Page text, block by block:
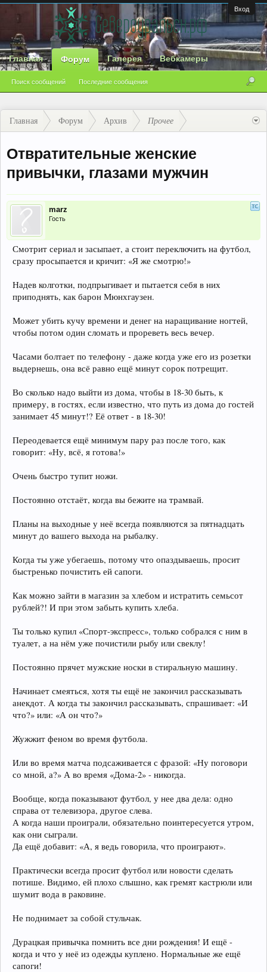
Вход
Главная Форум
Поиск сообщений Последние сообщения
Галерея Вебкамеры
Главная Форум Архив Прочее
Отвратительные женские
привычки, глазами мужчин
marz
Гость
Смотрит сериал и засыпает, а стоит переключить на футбол,
сразу просыпается и кричит: «Я же смотрю!»
Надев колготки, подпрыгивает и пытается себя в них
приподнять, как барон Мюнхгаузен.
Может убить кучу времени и денег на наращивание ногтей,
чтобы потом один сломать и прореветь весь вечер.
Часами болтает по телефону - даже когда уже его из розетки
выдернешь, она всё равно ещё минут сорок потрещит.
Во сколько надо выйти из дома, чтобы в 18-30 быть, к
примеру, в гостях, если известно, что путь из дома до гостей
занимает 45 минут!? Её ответ - в 18-30!
Переодевается ещё минимум пару раз после того, как
говорит: «Ну, всё, я готова!»
Очень быстро тупит ножи.
Постоянно отстаёт, когда вы бежите на трамвай.
Планы на выходные у неё всегда появляются за пятнадцать
минут до вашего выхода на рыбалку.
Когда ты уже убегаешь, потому что опаздываешь, просит
быстренько почистить ей сапоги.
Как можно зайти в магазин за хлебом и истратить семьсот
рублей?! И при этом забыть купить хлеба.
Ты только купил «Спорт-экспресс», только собрался с ним в
туалет, а на нём уже почистили рыбу или свеклу!
Постоянно прячет мужские носки в стиральную машину.
Начинает смеяться, хотя ты ещё не закончил рассказывать
анекдот. А когда ты закончил рассказывать, спрашивает: «И
что?» или: «А он что?»
Жужжит феном во время футбола.
Или во время матча подсаживается с фразой: «Ну поговори
со мной, а?» А во время «Дома-2» - никогда.
Вообще, когда показывают футбол, у нее два дела: одно
справа от телевизора, другое слева.
А когда наши проиграли, обязательно поинтересуется утром,
как они сыграли.
Да ещё добавит: «А, я ведь говорила, что проиграют».
Практически всегда просит футбол или новости сделать
потише. Видимо, ей плохо слышно, как гремят кастрюли или
шумит вода в раковине.
Не поднимает за собой стульчак.
Дурацкая привычка помнить все дни рождения! И ещё -
когда и что у неё из одежды куплено. Нормальные же ещё
сапоги!